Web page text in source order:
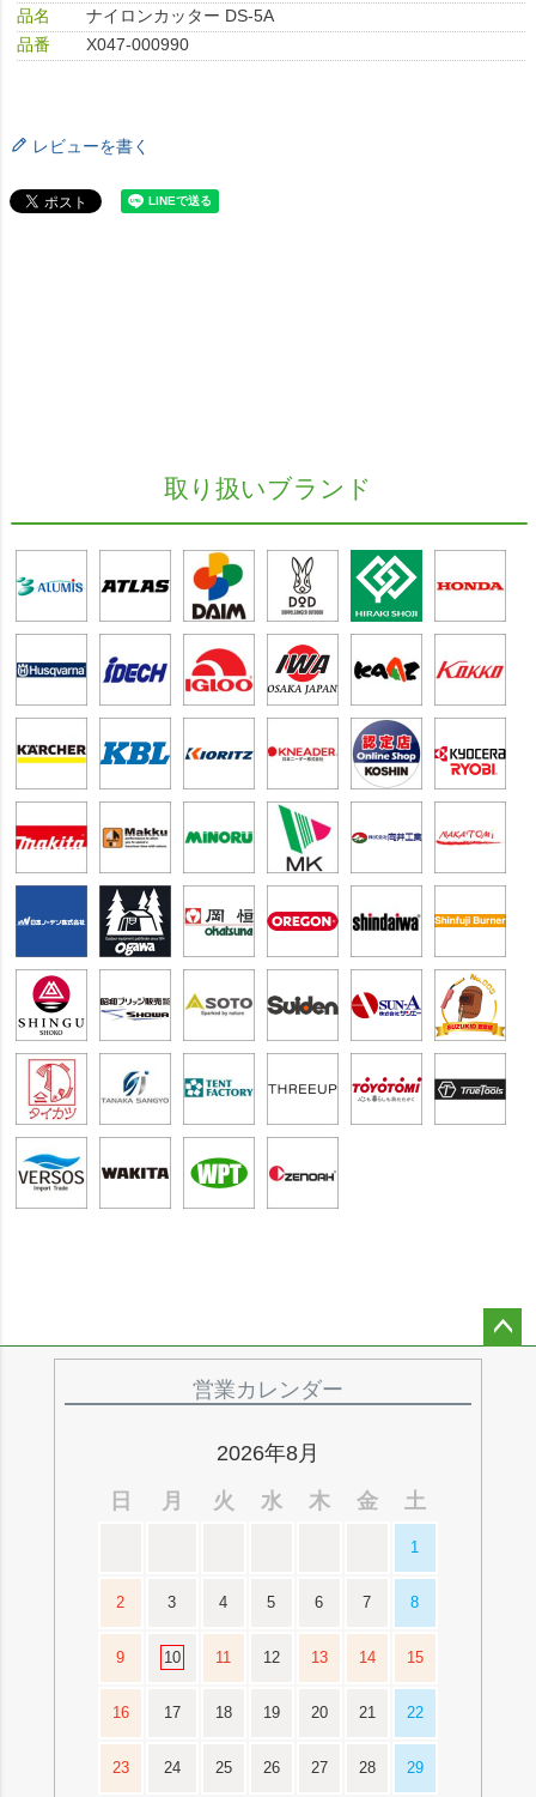
品名
ナイロンカッター DS-5A
品番
X047-000990
レビューを書く
取り扱いブランド
営業カレンダー
2026年8月
日
月 火 水 木 金 土
1
2 3 4 5 6 7 8
9 10 11 12 13 14 15
16 17 18 19 20 21 22
23 24 25 26 27 28 29